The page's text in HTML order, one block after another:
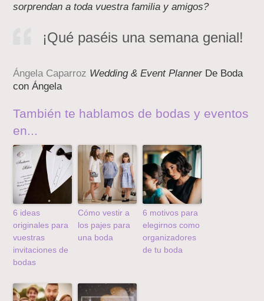
sorprendan a toda vuestra familia y amigos?
¡Qué paséis una semana genial!
Ángela Caparroz Wedding & Event Planner De Boda
con Ángela
También te hablamos de bodas y eventos
en...
6 ideas
originales para
vuestras
invitaciones de
bodas
Cómo vestir a
los pajes para
una boda
6 motivos para
elegirnos como
organizadores
de tu boda